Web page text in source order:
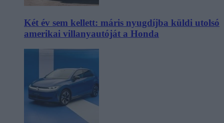
Két év sem kellett: máris nyugdíjba küldi utolsó
amerikai villanyautóját a Honda